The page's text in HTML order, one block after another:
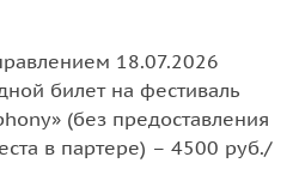
18.07.2026
билет на фестиваль
(без предоставления
в партере) – 4500 руб./